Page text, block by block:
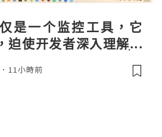
是一个监控工具，它
迫使开发者深入理解JV
圾回收机制和并发原
可视化数据，它将抽象
11小時前